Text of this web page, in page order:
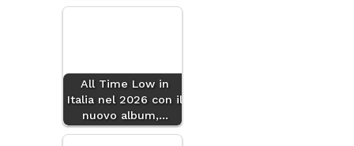
All Time Low in
Italia nel 2026 con il
nuovo album,…